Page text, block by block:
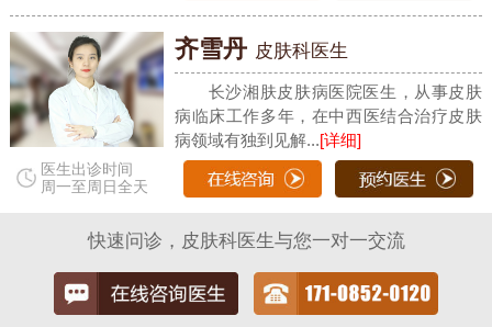
医生出诊时间
周一至周日全天
齐雪丹 皮肤科医生
长沙湘肤皮肤病医院医生，从事皮肤
病临床工作多年，在中西医结合治疗皮肤
病领域有独到见解...[详细]
快速问诊，皮肤科医生与您一对一交流